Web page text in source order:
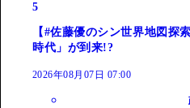
5
【#佐藤優のシン世界地図探
時代」が到来!?
2026年08月07日 07:00